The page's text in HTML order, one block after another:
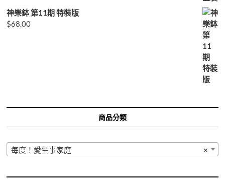
神樂鉢 第11期 特裝版
$68.00
商品分類
×
每度！愛生事家庭